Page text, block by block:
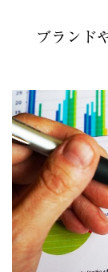
ブランド